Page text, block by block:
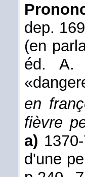
dep.
(en
éd. A.
en
fièvre
a)
d'une